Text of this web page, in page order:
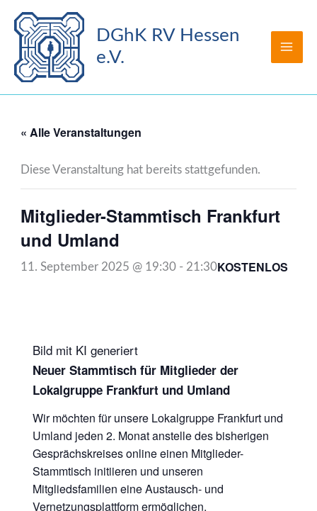
Inhalt
springen
DGhK RV Hessen
e.V.
« Alle Veranstaltungen
Diese Veranstaltung hat bereits stattgefunden.
Mitglieder-Stammtisch Frankfurt
und Umland
11. September 2025 @ 19:30 - 21:30KOSTENLOS
Bild mit KI generiert
Neuer Stammtisch für Mitglieder der
Lokalgruppe Frankfurt und Umland
Wir möchten für unsere Lokalgruppe Frankfurt und
Umland jeden 2. Monat anstelle des bisherigen
Gesprächskreises online einen Mitglieder-
Stammtisch initiieren und unseren
Mitgliedsfamilien eine Austausch- und
Vernetzungsplattform ermöglichen.